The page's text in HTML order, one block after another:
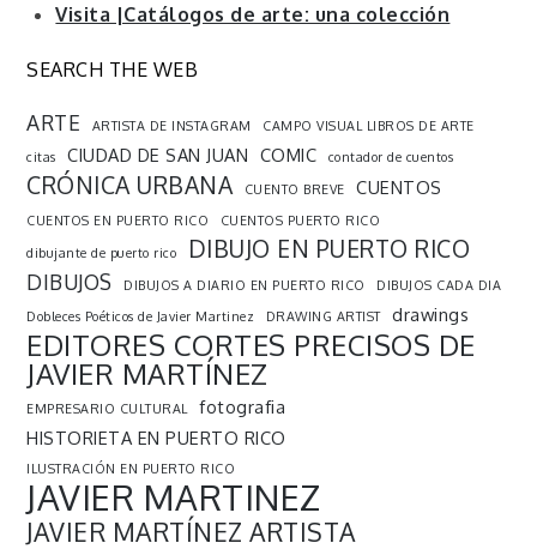
Visita |Catálogos de arte: una colección
SEARCH THE WEB
ARTE ARTISTA DE INSTAGRAM
CAMPO VISUAL LIBROS DE ARTE
citas
CIUDAD DE SAN JUAN COMIC contador de cuentos
CRÓNICA URBANA CUENTO BREVE CUENTOS
CUENTOS EN PUERTO RICO
CUENTOS PUERTO RICO
dibujante de puerto rico
DIBUJO EN PUERTO RICO
DIBUJOS DIBUJOS A DIARIO EN PUERTO RICO
DIBUJOS CADA DIA
Dobleces Poéticos de Javier Martinez
DRAWING ARTIST drawings
EDITORES CORTES PRECISOS DE
JAVIER MARTÍNEZ
EMPRESARIO CULTURAL
fotografia
HISTORIETA EN PUERTO RICO
ILUSTRACIÓN EN PUERTO RICO
JAVIER MARTINEZ
JAVIER MARTÍNEZ ARTISTA